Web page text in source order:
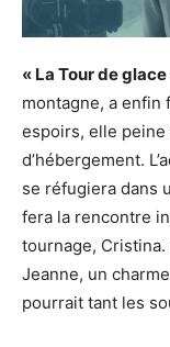
« La Tour de glace
montagne, a enfin
espoirs, elle
d’hébergement.
se réfugiera dans
fera la rencontre
tournage,
Jeanne, un
pourrait tant les